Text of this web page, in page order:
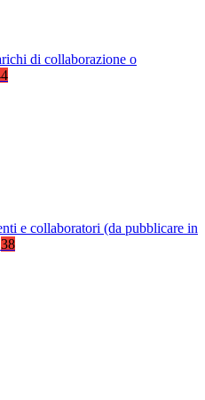
di collaborazione o
e collaboratori (da pubblicare in
38